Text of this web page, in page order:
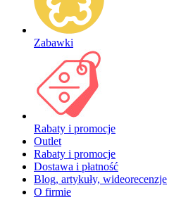
Zabawki
Rabaty i promocje
Outlet
Rabaty i promocje
Dostawa i płatność
Blog, artykuły, wideorecenzje
O firmie